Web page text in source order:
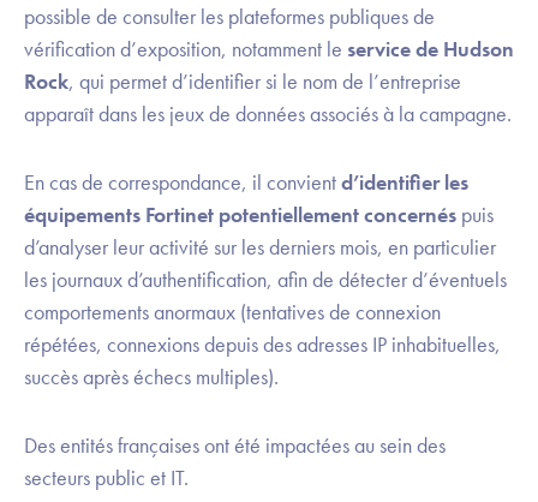
possible de consulter les plateformes publiques de
vérification d’exposition, notamment le service de Hudson
Rock, qui permet d’identifier si le nom de l’entreprise
apparaît dans les jeux de données associés à la campagne.
En cas de correspondance, il convientd’identifier les
équipements Fortinet potentiellement concernés puis
d’analyser leur activité sur les derniers mois, en particulier
les journaux d’authentification, afin de détecter d’éventuels
comportements anormaux (tentatives de connexion
répétées, connexions depuis des adresses IP inhabituelles,
succès après échecs multiples).
Des entités françaises ont été impactées au sein des
secteurs public et IT.